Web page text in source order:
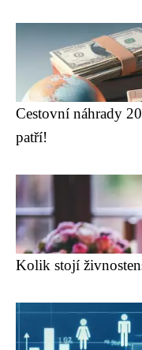
Cestovní náhrady
patří!
Kolik stojí